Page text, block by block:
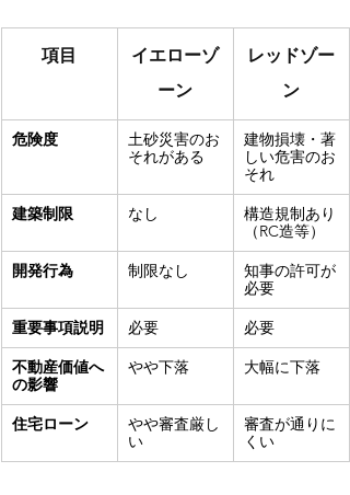
項目
イエローゾ
ーン
レッドゾー
ン
危険度
土砂災害のお
それがある
建物損壊・著
しい危害のお
それ
建築制限
なし
構造規制あり
（RC造等）
開発行為
制限なし
知事の許可が
必要
重要事項説明
必要
必要
不動産価値へ
の影響
やや下落 大幅に下落
住宅ローン
やや審査厳し
い
審査が通りに
くい